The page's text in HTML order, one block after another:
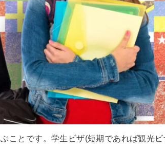
ことです。学生ビザ(短期であれば観光ビ